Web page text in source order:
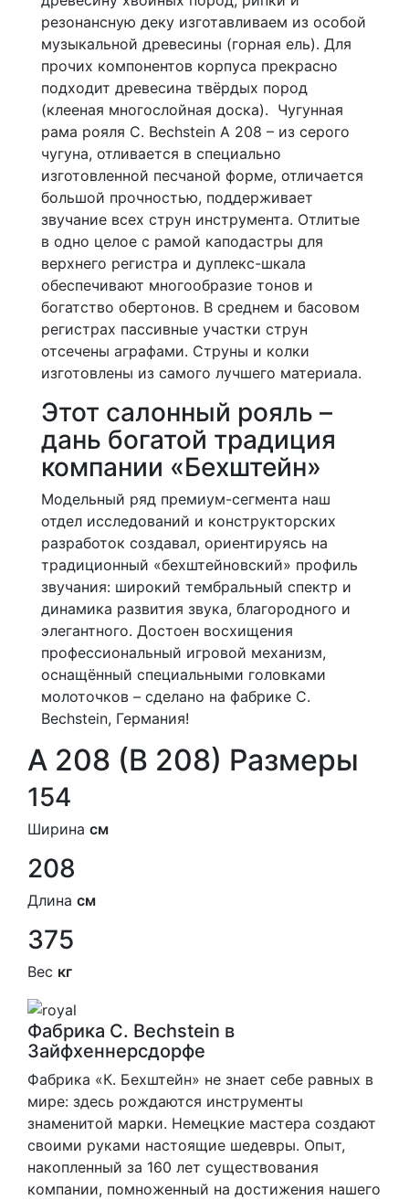
резонансную деку изготавливаем из особой
музыкальной древесины (горная ель). Для
прочих компонентов корпуса прекрасно
подходит древесина твёрдых пород
(клееная многослойная доска). Чугунная
рама рояля C. Bechstein A 208 – из серого
чугуна, отливается в специально
изготовленной песчаной форме, отличается
большой прочностью, поддерживает
звучание всех струн инструмента. Отлитые
в одно целое с рамой каподастры для
верхнего регистра и дуплекс-шкала
обеспечивают многообразие тонов и
богатство обертонов. В среднем и басовом
регистрах пассивные участки струн
отсечены аграфами. Струны и колки
изготовлены из самого лучшего материала.
Этот салонный рояль –
дань богатой традиция
компании «Бехштейн»
Модельный ряд премиум-сегмента наш
отдел исследований и конструкторских
разработок создавал, ориентируясь на
традиционный «бехштейновский» профиль
звучания: широкий тембральный спектр и
динамика развития звука, благородного и
элегантного. Достоен восхищения
профессиональный игровой механизм,
оснащённый специальными головками
молоточков – сделано на фабрике C.
Bechstein, Германия!
A 208 (B 208) Размеры
154
Ширина см
208
Длина см
375
Вес кг
Фабрика C. Bechstein в
Зайфхеннерсдорфе
Фабрика «К. Бехштейн» не знает себе равных в
мире: здесь рождаются инструменты
знаменитой марки. Немецкие мастера создают
своими руками настоящие шедевры. Опыт,
накопленный за 160 лет существования
компании, помноженный на достижения нашего